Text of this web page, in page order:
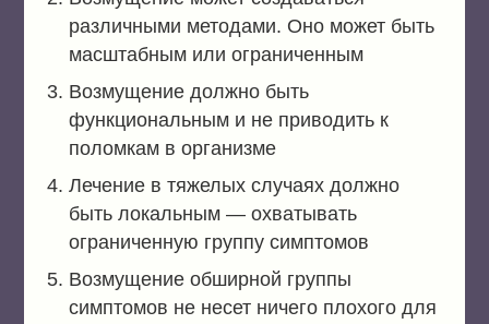
различными методами. Оно может быть
масштабным или ограниченным
Возмущение должно быть
функциональным и не приводить к
поломкам в организме
Лечение в тяжелых случаях должно
быть локальным — охватывать
ограниченную группу симптомов
Возмущение обширной группы
симптомов не несет ничего плохого для